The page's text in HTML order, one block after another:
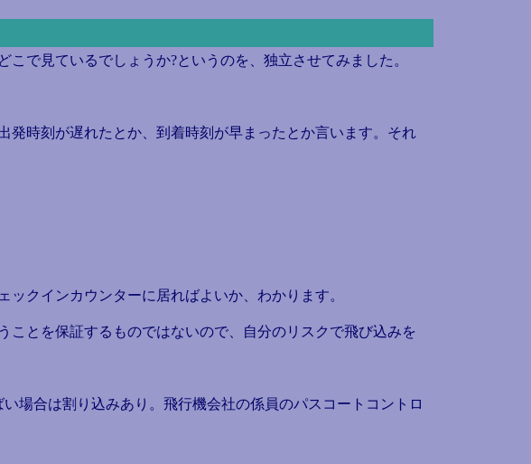
で見ているでしょうか?というのを、独立させてみました。
時刻が遅れたとか、到着時刻が早まったとか言います。それ
クインカウンターに居ればよいか、わかります。
とを保証するものではないので、自分のリスクで飛び込みを
場合は割り込みあり。飛行機会社の係員のパスコートコントロ